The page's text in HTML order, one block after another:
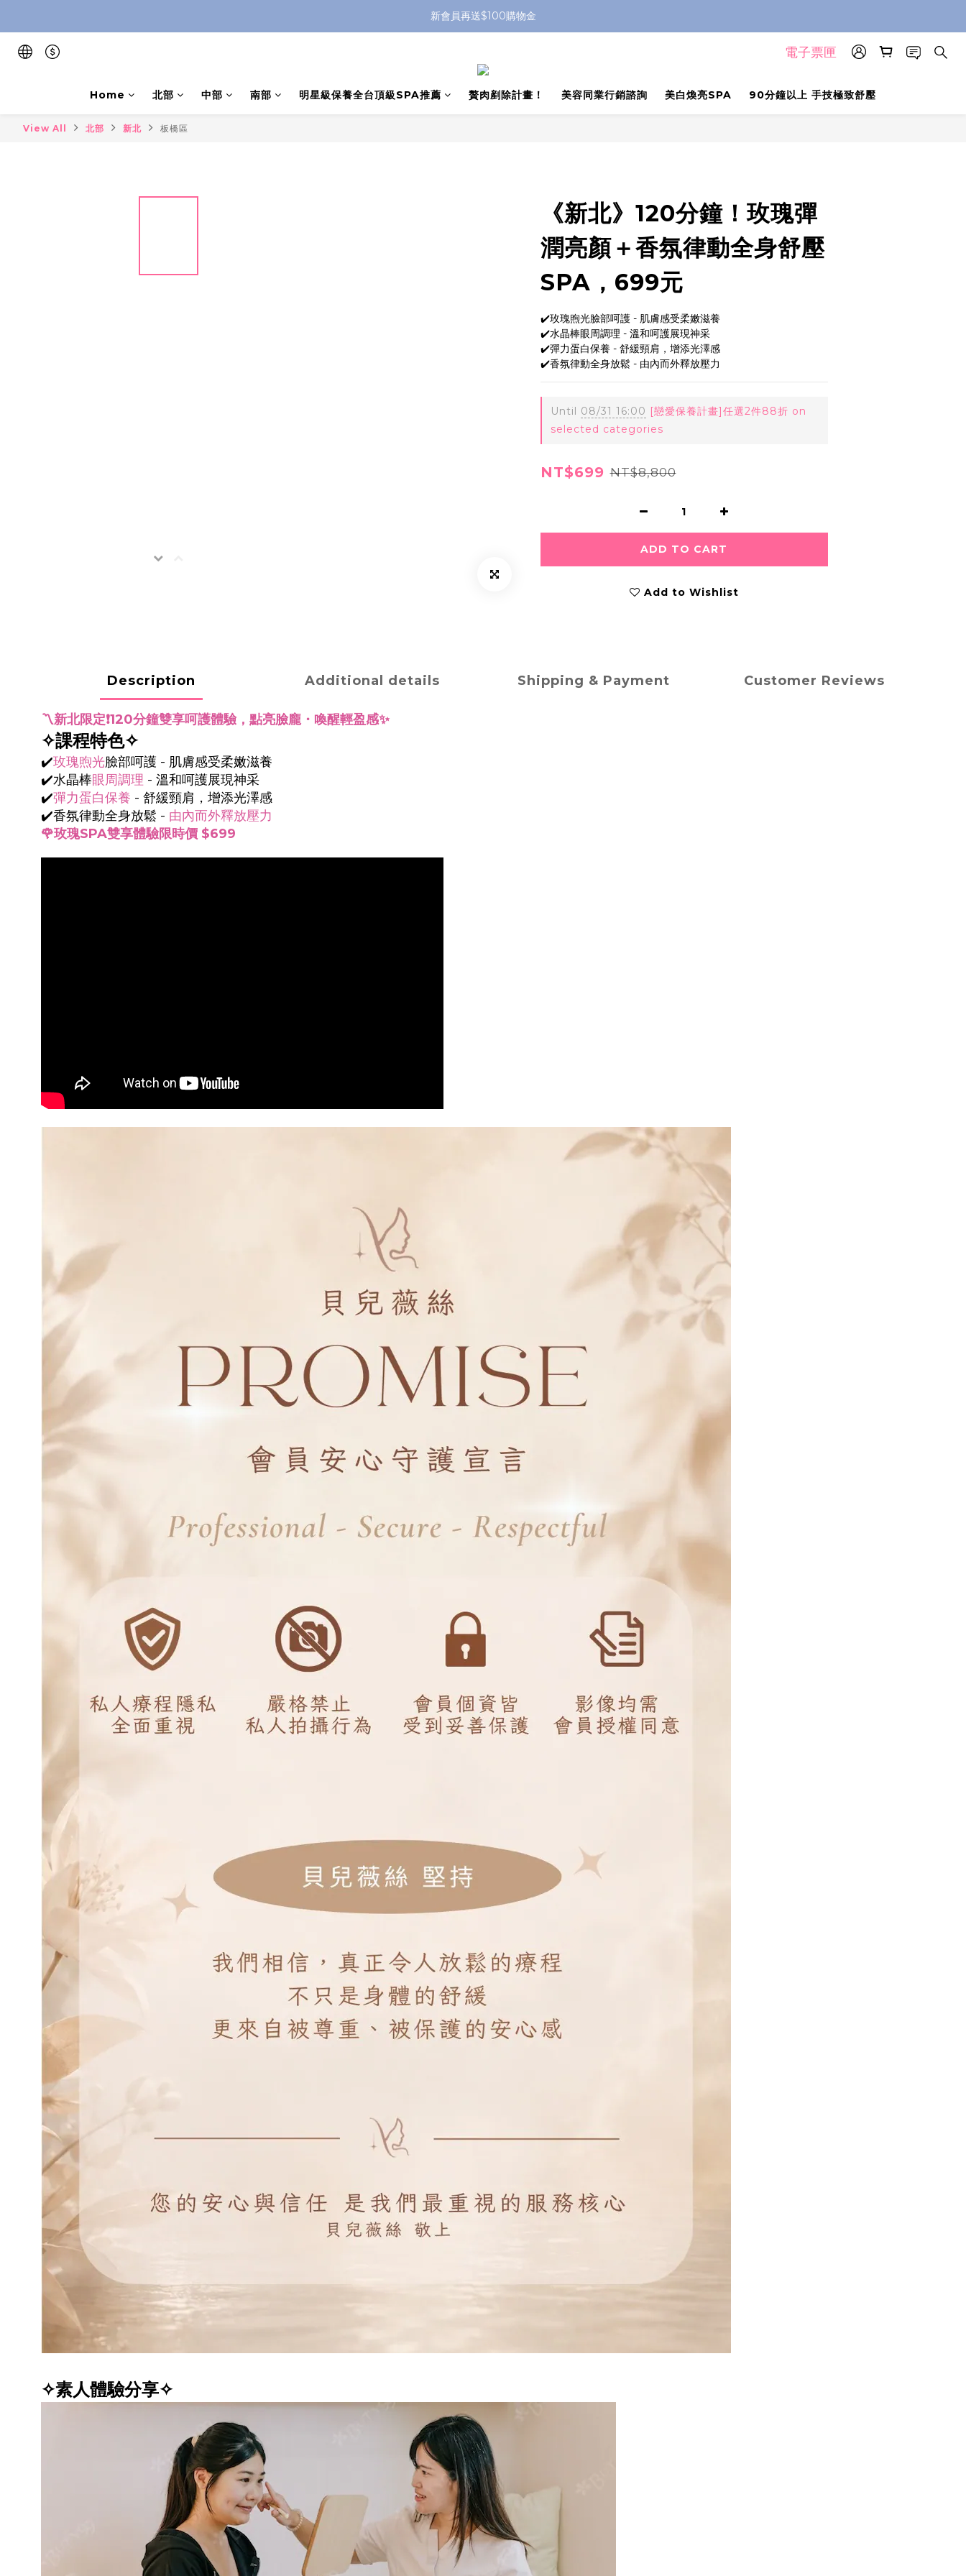
新會員再送$100購物金
電子票匣
Home 北部 中部 南部 明星級保養全台頂級SPA推薦 贅肉剷除計畫！ 美容同業行銷諮詢 美白煥亮SPA 90分鐘以上 手技極致舒壓
View All 北部 新北 板橋區
《新北》​120分鐘！玫瑰彈
潤亮顏＋香氛律動全身舒壓
SPA，699元
✔️玫瑰煦光臉部呵護 - 肌膚感受柔嫩滋養
✔️水晶棒眼周調理 - 溫和呵護展現神采
✔️彈力蛋白保養 - 舒緩頸肩，增添光澤感
✔️香氛律動全身放鬆 - 由內而外釋放壓力
Until 08/31 16:00 [戀愛保養計畫]任選2件88折 on
selected categories
NT$699 NT$8,800
ADD TO CART
Add to Wishlist
Description Additional details Shipping & Payment Customer Reviews
〽️新北限定❗️120分鐘雙享呵護體驗，點亮臉龐・喚醒輕盈感✨
✧課程特色✧
✔️玫瑰煦光臉部呵護 - 肌膚感受柔嫩滋養
✔️水晶棒眼周調理 - 溫和呵護展現神采
✔️彈力蛋白保養 - 舒緩頸肩，增添光澤感
✔️香氛律動全身放鬆 - 由內而外釋放壓力
🌹玫瑰SPA雙享體驗限時價 $699
✧素人體驗分享✧